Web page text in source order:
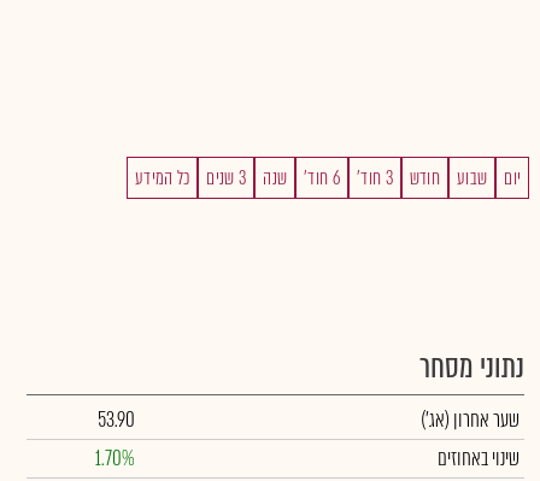
יום שבוע חודש 3 חוד' 6 חוד' שנה 3 שנים כל המידע
נתוני מסחר
שער אחרון (אג')
53.90
שינוי באחוזים
1.70%